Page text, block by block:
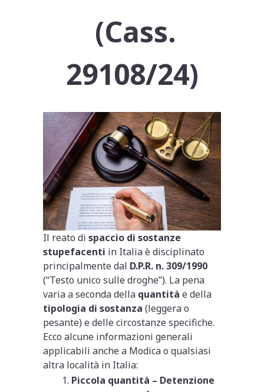
(Cass.
29108/24)
Il reato dispaccio di sostanze
stupefacenti in Italia è disciplinato
principalmente dal D.P.R. n. 309/1990
(“Testo unico sulle droghe”). La pena
varia a seconda della quantità e della
tipologia di sostanza (leggera o
pesante) e delle circostanze specifiche.
Ecco alcune informazioni generali
applicabili anche a Modica o qualsiasi
altra località in Italia:
Piccola quantità – Detenzione